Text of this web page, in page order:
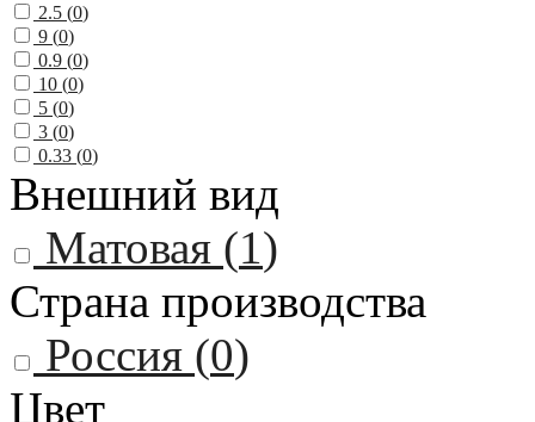
2.5 (0)
9 (0)
0.9 (0)
10 (0)
5 (0)
3 (0)
0.33 (0)
Внешний вид
Матовая (1)
Страна производства
Россия (0)
Цвет